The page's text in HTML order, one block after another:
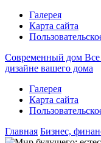
Галерея
Карта сайта
Современный дом Все
дизайне вашего дома
Галерея
Карта сайта
Главная Бизнес,